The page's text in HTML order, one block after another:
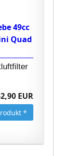
49cc
Quad
EUR
*